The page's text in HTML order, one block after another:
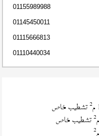
01155989988
01145450011
01115666813
01110440034
2تشطيب خاص
2تشطيب خاص
2